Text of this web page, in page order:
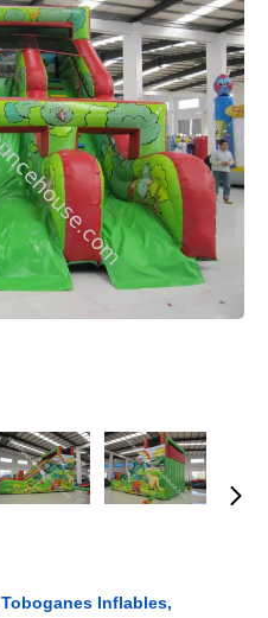
Inflables,